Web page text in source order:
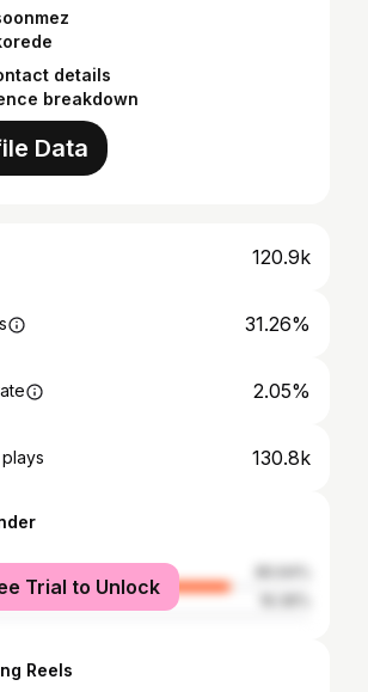
details
breakdown
Data
120.9k
31.26%
2.05%
130.8k
Trial to Unlock
Reels